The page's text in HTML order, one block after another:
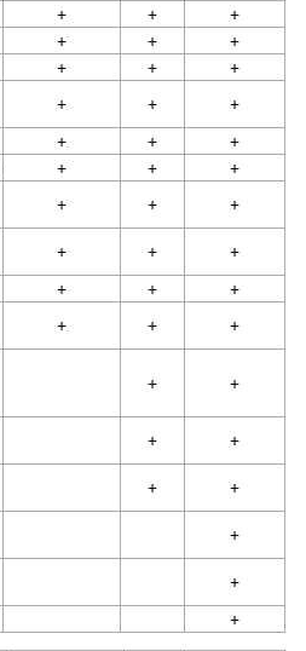
+ +
+
+ +
+
+ +
+
+ +
+
+ +
+
+ +
+
+ +
+
+ +
+
+ +
+
+ +
+
+ +
+
+
+
+
+
+
+